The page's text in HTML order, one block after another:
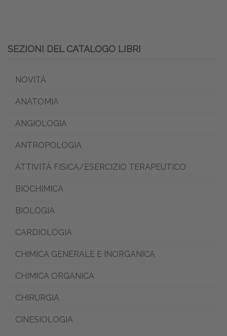
SEZIONI DEL CATALOGO LIBRI
NOVITÀ
ANATOMIA
ANGIOLOGIA
ANTROPOLOGIA
ATTIVITÀ FISICA/ESERCIZIO TERAPEUTICO
BIOCHIMICA
BIOLOGIA
CARDIOLOGIA
CHIMICA GENERALE E INORGANICA
CHIMICA ORGANICA
CHIRURGIA
CINESIOLOGIA